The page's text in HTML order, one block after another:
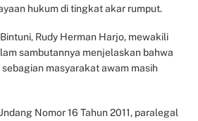
hukum di tingkat akar rumput.
Rudy Herman Harjo, mewakili
sambutannya menjelaskan bahwa
masyarakat awam masih
Nomor 16 Tahun 2011, paralegal